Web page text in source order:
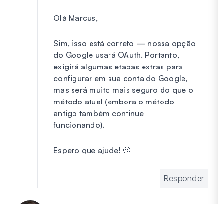
Olá Marcus,
Sim, isso está correto — nossa opção
do Google usará OAuth. Portanto,
exigirá algumas etapas extras para
configurar em sua conta do Google,
mas será muito mais seguro do que o
método atual (embora o método
antigo também continue
funcionando).
Espero que ajude! 🙂
Responder